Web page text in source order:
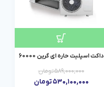
داکت اسپلیت حاره ای گرین 60000
۵۸۹,۰۰۰,۰۰۰تومان
۵۳۰,۱۰۰,۰۰۰تومان